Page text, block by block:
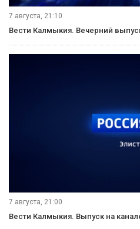
7 августа, 21:10
Вести Калмыкия. Вечерний
7 августа, 21:00
Вести Калмыкия. Выпуск на